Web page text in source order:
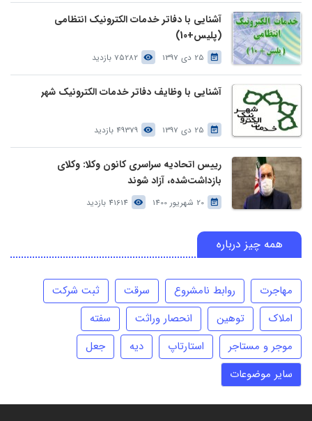
آشنایی با دفاتر خدمات الکترونیک انتظامی
(پلیس+10)
25 دی 1397 75282 بازدید
آشنایی با وظایف دفاتر خدمات الکترونیک شهر
25 دی 1397 49379 بازدید
رییس اتحادیه سراسری کانون وکلا: وکلای
بازداشت‌شده، آزاد شوند
20 شهریور 1400 41614 بازدید
همه چیز درباره
مهاجرت روابط نامشروع سرقت
ثبت شرکت
املاک
توهین انحصار وراثت
سفته
موجر و مستاجر
استارتاپ دیه
جعل
سایر موضوعات